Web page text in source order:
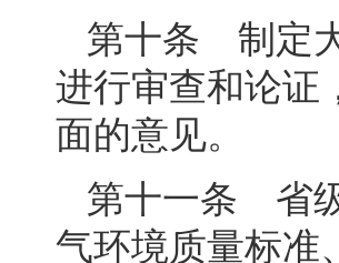
第十条 制定
进行审查和论证
面的意见。
第十一条 省
气环境质量标准